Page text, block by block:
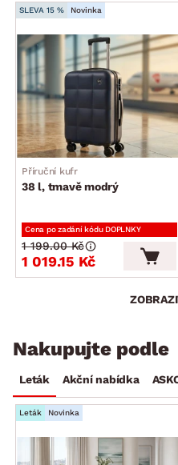
SLEVA 15 % Novinka
Příruční kufr
38 l, tmavě modrý
Cena po zadání kódu DOPLNKY
1 019.15 Kč
1 199.00 Kč
Nakupujte podle
Leták Akční nabídka
Leták Novinka